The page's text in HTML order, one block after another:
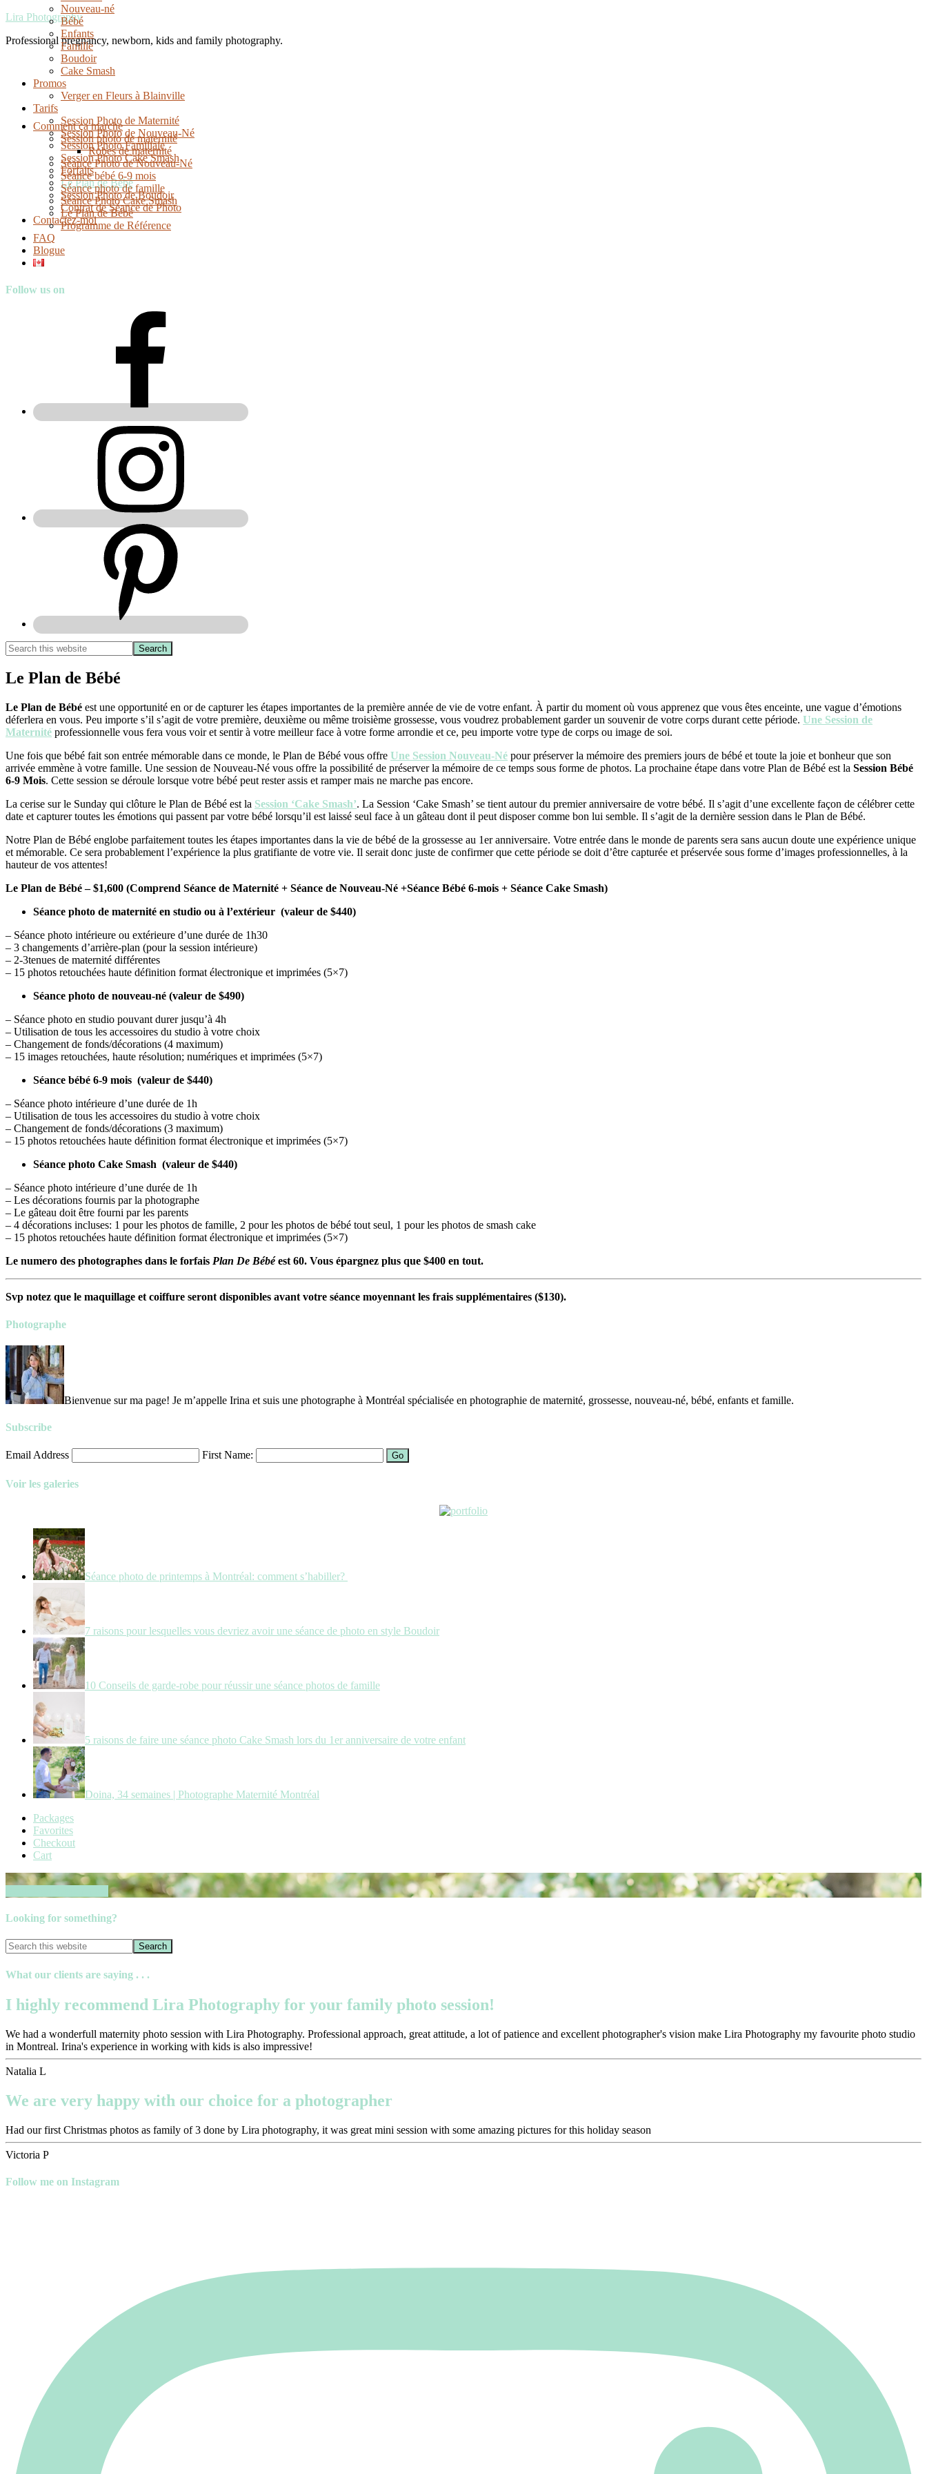
Lira Photography
Professional pregnancy, newborn, kids and family photography.
Nouveau-né
Bébé
Enfants
Famille
Boudoir
Cake Smash
Promos
Verger en Fleurs à Blainville
Tarifs
Session Photo de Maternité
Session Photo de Nouveau-Né
Session Photo Familiale
Session Photo Cake Smash
Forfaits
Le Plan de Bébé
Session Photo de Boudoir
Contrat de Séance de Photo
Contactez-moi
Comment ça marche
Session photo de maternité
Robes de maternité
Séance Photo de Nouveau-Né
Séance bébé 6-9 mois
Séance photo de famille
Séance Photo Cake Smash
Le Plan de Bébé
Programme de Référence
FAQ
Blogue
Follow us on
Le Plan de Bébé
Le Plan de Bébé est une opportunité en or de capturer les étapes importantes de la première année de vie de votre enfant. À partir du moment où vous apprenez que vous êtes enceinte, une vague d’émotions
déferlera en vous. Peu importe s’il s’agit de votre première, deuxième ou même troisième grossesse, vous voudrez probablement garder un souvenir de votre corps durant cette période. Une Session de
Maternité professionnelle vous fera vous voir et sentir à votre meilleur face à votre forme arrondie et ce, peu importe votre type de corps ou image de soi.
Une fois que bébé fait son entrée mémorable dans ce monde, le Plan de Bébé vous offre Une Session Nouveau-Né pour préserver la mémoire des premiers jours de bébé et toute la joie et bonheur que son
arrivée emmène à votre famille. Une session de Nouveau-Né vous offre la possibilité de préserver la mémoire de ce temps sous forme de photos. La prochaine étape dans votre Plan de Bébé est la Session Bébé
6-9 Mois. Cette session se déroule lorsque votre bébé peut rester assis et ramper mais ne marche pas encore.
La cerise sur le Sunday qui clôture le Plan de Bébé est la Session ‘Cake Smash’. La Session ‘Cake Smash’ se tient autour du premier anniversaire de votre bébé. Il s’agit d’une excellente façon de célébrer cette
date et capturer toutes les émotions qui passent par votre bébé lorsqu’il est laissé seul face à un gâteau dont il peut disposer comme bon lui semble. Il s’agit de la dernière session dans le Plan de Bébé.
Notre Plan de Bébé englobe parfaitement toutes les étapes importantes dans la vie de bébé de la grossesse au 1er anniversaire. Votre entrée dans le monde de parents sera sans aucun doute une expérience unique
et mémorable. Ce sera probablement l’expérience la plus gratifiante de votre vie. Il serait donc juste de confirmer que cette période se doit d’être capturée et préservée sous forme d’images professionnelles, à la
hauteur de vos attentes!
Le Plan de Bébé – $1,600 (Comprend Séance de Maternité + Séance de Nouveau-Né +Séance Bébé 6-mois + Séance Cake Smash)
Séance photo de maternité en studio ou à l’extérieur (valeur de $440)
– Séance photo intérieure ou extérieure d’une durée de 1h30
– 3 changements d’arrière-plan (pour la session intérieure)
– 2-3tenues de maternité différentes
– 15 photos retouchées haute définition format électronique et imprimées (5×7)
Séance photo de nouveau-né (valeur de $490)
– Séance photo en studio pouvant durer jusqu’à 4h
– Utilisation de tous les accessoires du studio à votre choix
– Changement de fonds/décorations (4 maximum)
– 15 images retouchées, haute résolution; numériques et imprimées (5×7)
Séance bébé 6-9 mois (valeur de $440)
– Séance photo intérieure d’une durée de 1h
– Utilisation de tous les accessoires du studio à votre choix
– Changement de fonds/décorations (3 maximum)
– 15 photos retouchées haute définition format électronique et imprimées (5×7)
Séance photo Cake Smash (valeur de $440)
– Séance photo intérieure d’une durée de 1h
– Les décorations fournis par la photographe
– Le gâteau doit être fourni par les parents
– 4 décorations incluses: 1 pour les photos de famille, 2 pour les photos de bébé tout seul, 1 pour les photos de smash cake
– 15 photos retouchées haute définition format électronique et imprimées (5×7)
Le numero des photographes dans le forfais Plan De Bébéest 60. Vous épargnez plus que $400 en tout.
Svp notez que le maquillage et coiffure seront disponibles avant votre séance moyennant les frais supplémentaires ($130).
Photographe
Bienvenue sur ma page! Je m’appelle Irina et suis une photographe à Montréal spécialisée en photographie de maternité, grossesse, nouveau-né, bébé, enfants et famille.
Subscribe
Email Address First Name: Go
Voir les galeries
Séance photo de printemps à Montréal: comment s’habiller?
7 raisons pour lesquelles vous devriez avoir une séance de photo en style Boudoir
10 Conseils de garde-robe pour réussir une séance photos de famille
5 raisons de faire une séance photo Cake Smash lors du 1er anniversaire de votre enfant
Doina, 34 semaines | Photographe Maternité Montréal
Packages
Favorites
Checkout
Cart
Looking for something?
What our clients are saying . . .
I highly recommend Lira Photography for your family photo session!
We had a wonderfull maternity photo session with Lira Photography. Professional approach, great attitude, a lot of patience and excellent photographer's vision make Lira Photography my favourite photo studio
in Montreal. Irina's experience in working with kids is also impressive!
Natalia L
We are very happy with our choice for a photographer
Had our first Christmas photos as family of 3 done by Lira photography, it was great mini session with some amazing pictures for this holiday season
Victoria P
Follow me on Instagram